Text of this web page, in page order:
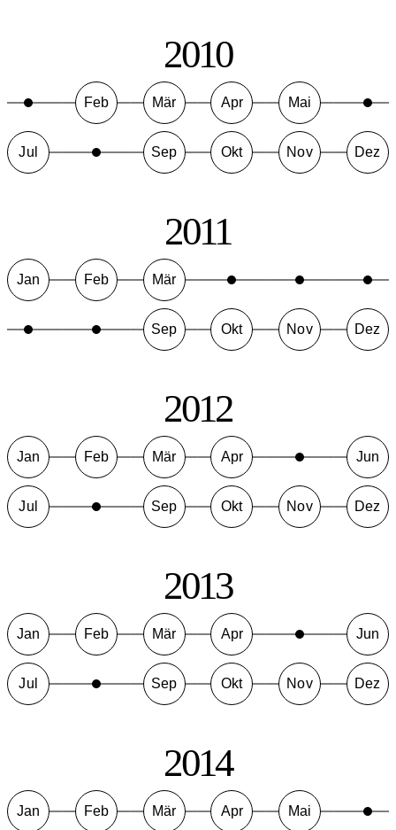
2010
Feb Mär Apr Mai
Jul Sep Okt Nov Dez
2011
Jan Feb Mär
Sep Okt Nov Dez
2012
Jan Feb Mär Apr Jun
Jul Sep Okt Nov Dez
2013
Jan Feb Mär Apr Jun
Jul Sep Okt Nov Dez
2014
Jan Feb Mär Apr Mai